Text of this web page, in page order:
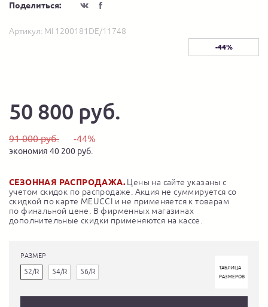
Поделиться:
Артикул: MI 1200181DE/11748
-44%
50 800 руб.
91 000 руб. -44%
экономия 40 200 руб.
СЕЗОННАЯ РАСПРОДАЖА. Цены на сайте указаны с
учетом скидок по распродаже. Акция не суммируется со
скидкой по карте MEUCCI и не применяется к товарам
по финальной цене. В фирменных магазинах
дополнительные скидки применяются на кассе.
РАЗМЕР
52/R 54/R 56/R
ТАБЛИЦА
РАЗМЕРОВ